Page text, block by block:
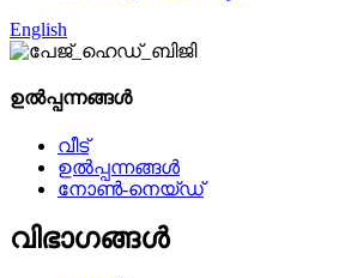
English
ഉൽപ്പന്നങ്ങൾ
വീട്
ഉൽപ്പന്നങ്ങൾ
നോൺ-നെയ്‌ഡ്
വിഭാഗങ്ങൾ